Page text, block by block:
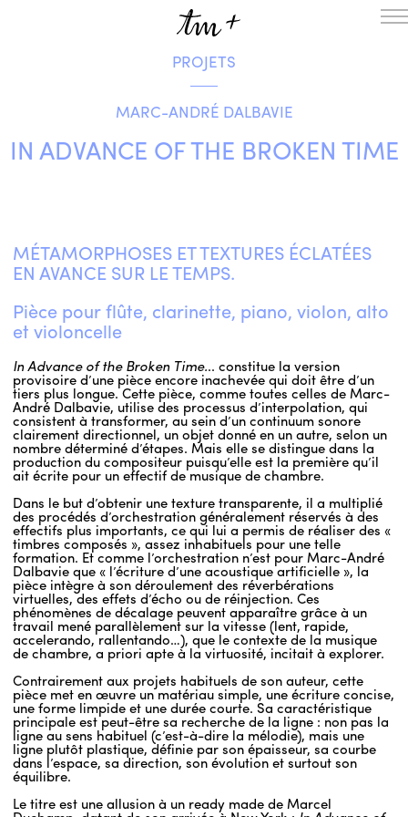
L’ENSEMBLE
SAISON
A LA UNE
MÉDIATION
ENGLISH
NEWSLETTER
AGENDA
PROJETS
MARC-ANDRÉ DALBAVIE
IN ADVANCE OF THE BROKEN TIME
MÉTAMORPHOSES ET TEXTURES ÉCLATÉES
EN AVANCE SUR LE TEMPS.
Pièce pour flûte, clarinette, piano, violon, alto
et violoncelle
In Advance of the Broken Time... constitue la version
provisoire d’une pièce encore inachevée qui doit être d’un
tiers plus longue. Cette pièce, comme toutes celles de Marc-
André Dalbavie, utilise des processus d’interpolation, qui
consistent à transformer, au sein d’un continuum sonore
clairement directionnel, un objet donné en un autre, selon un
nombre déterminé d’étapes. Mais elle se distingue dans la
production du compositeur puisqu’elle est la première qu’il
ait écrite pour un effectif de musique de chambre.
Dans le but d’obtenir une texture transparente, il a multiplié
des procédés d’orchestration généralement réservés à des
effectifs plus importants, ce qui lui a permis de réaliser des «
timbres composés », assez inhabituels pour une telle
formation. Et comme l’orchestration n’est pour Marc-André
Dalbavie que « l’écriture d’une acoustique artificielle », la
pièce intègre à son déroulement des réverbérations
virtuelles, des effets d’écho ou de réinjection. Ces
phénomènes de décalage peuvent apparaître grâce à un
travail mené parallèlement sur la vitesse (lent, rapide,
accelerando, rallentando…), que le contexte de la musique
de chambre, a priori apte à la virtuosité, incitait à explorer.
Contrairement aux projets habituels de son auteur, cette
pièce met en œuvre un matériau simple, une écriture concise,
une forme limpide et une durée courte. Sa caractéristique
principale est peut-être sa recherche de la ligne : non pas la
ligne au sens habituel (c’est-à-dire la mélodie), mais une
ligne plutôt plastique, définie par son épaisseur, sa courbe
dans l’espace, sa direction, son évolution et surtout son
équilibre.
Le titre est une allusion à un ready made de Marcel